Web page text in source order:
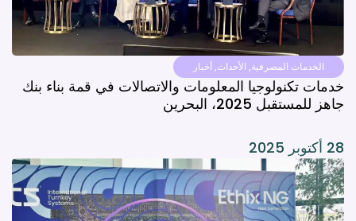
الخدمات المصرفية, الأحداث, أخبار
خدمات تكنولوجيا المعلومات والاتصالات في قمة بناء بنك
جاهز للمستقبل 2025، البحرين
28 أكتوبر 2025